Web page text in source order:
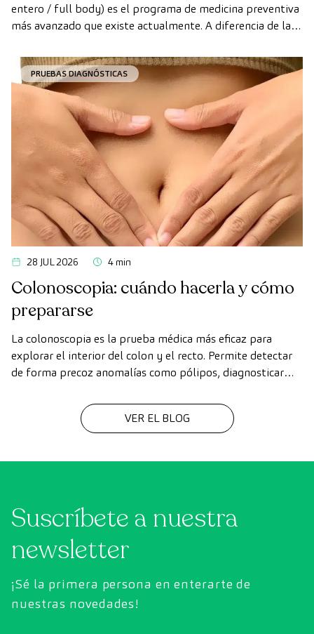
entero / full body) es el programa de medicina preventiva
más avanzado que existe actualmente. A diferencia de las
tecnología de diagnóstico por la imagen de última
generación para evaluar de forma exhaustiva el estado de
los órganos vitales, el sistema vascular y el cerebro antes
de que aparezcan los primeros síntomas.
PRUEBAS DIAGNÓSTICAS
28 JUL 2026 4 min
Colonoscopia: cuándo hacerla y cómo
prepararse
La colonoscopia es la prueba médica más eficaz para
explorar el interior del colon y el recto. Permite detectar
de forma precoz anomalías como pólipos, diagnosticar
VER EL BLOG
Suscríbete a nuestra
newsletter
¡Sé la primera persona en enterarte de
nuestras novedades!